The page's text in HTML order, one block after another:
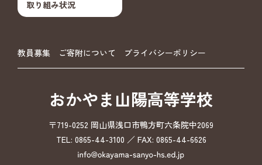
取り組み状況
教員募集 ご寄附について プライバシーポリシー
おかやま山陽高等学校
〒719-0252 岡山県浅口市鴨方町六条院中2069
TEL: 0865-44-3100 ／ FAX: 0865-44-6626